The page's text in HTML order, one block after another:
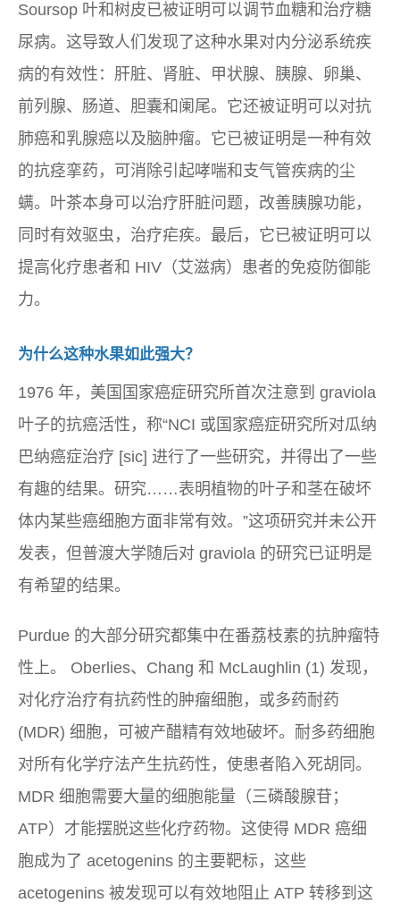
Soursop 叶和树皮已被证明可以调节血糖和治疗糖
尿病。这导致人们发现了这种水果对内分泌系统疾
病的有效性：肝脏、肾脏、甲状腺、胰腺、卵巢、
前列腺、肠道、胆囊和阑尾。它还被证明可以对抗
肺癌和乳腺癌以及脑肿瘤。它已被证明是一种有效
的抗痉挛药，可消除引起哮喘和支气管疾病的尘
螨。叶茶本身可以治疗肝脏问题，改善胰腺功能，
同时有效驱虫，治疗疟疾。最后，它已被证明可以
提高化疗患者和 HIV（艾滋病）患者的免疫防御能
力。
为什么这种水果如此强大？
1976 年，美国国家癌症研究所首次注意到 graviola
叶子的抗癌活性，称“NCI 或国家癌症研究所对瓜纳
巴纳癌症治疗 [sic] 进行了一些研究，并得出了一些
有趣的结果。研究……表明植物的叶子和茎在破坏
体内某些癌细胞方面非常有效。”这项研究并未公开
发表，但普渡大学随后对 graviola 的研究已证明是
有希望的结果。
Purdue 的大部分研究都集中在番荔枝素的抗肿瘤特
性上。 Oberlies、Chang 和 McLaughlin (1) 发现，
对化疗治疗有抗药性的肿瘤细胞，或多药耐药
(MDR) 细胞，可被产醋精有效地破坏。耐多药细胞
对所有化学疗法产生抗药性，使患者陷入死胡同。
MDR 细胞需要大量的细胞能量（三磷酸腺苷；
ATP）才能摆脱这些化疗药物。这使得 MDR 癌细
胞成为了 acetogenins 的主要靶标，这些
acetogenins 被发现可以有效地阻止 ATP 转移到这